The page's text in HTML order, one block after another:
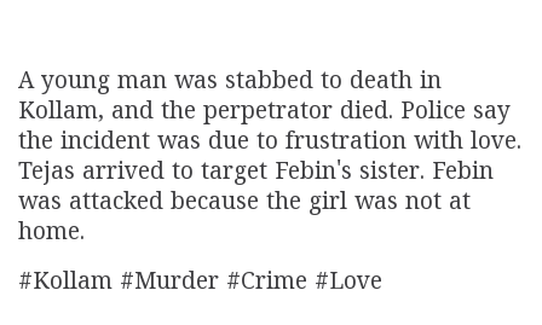
A young man was stabbed to death in
Kollam, and the perpetrator died. Police say
the incident was due to frustration with love.
Tejas arrived to target Febin's sister. Febin
was attacked because the girl was not at
home.
#Kollam #Murder #Crime #Love